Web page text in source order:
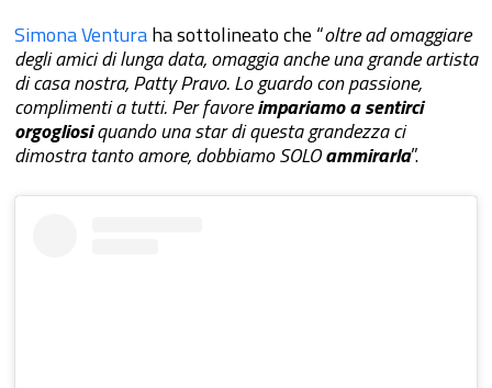
Simona Venturaha sottolineato che “oltre ad omaggiare
degli amici di lunga data, omaggia anche una grande artista
di casa nostra, Patty Pravo. Lo guardo con passione,
complimenti a tutti. Per favoreimpariamo a sentirci
orgogliosiquando una star di questa grandezza ci
dimostra tanto amore, dobbiamo SOLOammirarla”.